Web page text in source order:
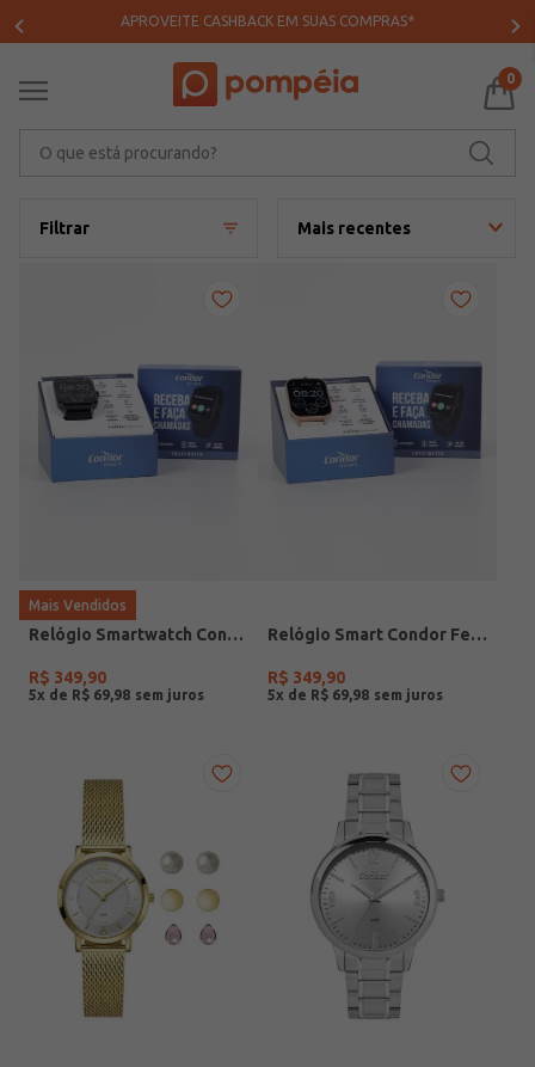
APROVEITE CASHBACK EM SUAS COMPRAS*
0
Filtrar Mais recentes
Mais Vendidos
Relógio Smartwatch Condor PRETO
R$ 349,90
5x de R$ 69 98
Relógio Smart Condor Feminino ROSE
R$ 349,90
5x de R$ 69 98